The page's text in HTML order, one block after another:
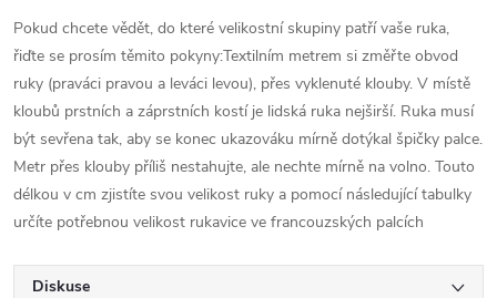
Pokud chcete vědět, do které velikostní skupiny patří vaše ruka,
řiďte se prosím těmito pokyny:Textilním metrem si změřte obvod
ruky (praváci pravou a leváci levou), přes vyklenuté klouby. V místě
kloubů prstních a záprstních kostí je lidská ruka nejširší. Ruka musí
být sevřena tak, aby se konec ukazováku mírně dotýkal špičky palce.
Metr přes klouby příliš nestahujte, ale nechte mírně na volno. Touto
délkou v cm zjistíte svou velikost ruky a pomocí následující tabulky
určíte potřebnou velikost rukavice ve francouzských palcích
Diskuse